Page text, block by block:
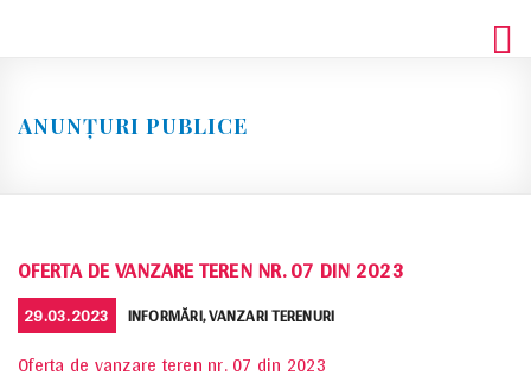
ANUNȚURI PUBLICE
OFERTA DE VANZARE TEREN NR. 07 DIN 2023
POSTED
ON
29.03.2023 CATEGORIES
INFORMĂRI,VANZARI TERENURI
Oferta de vanzare teren nr. 07 din 2023